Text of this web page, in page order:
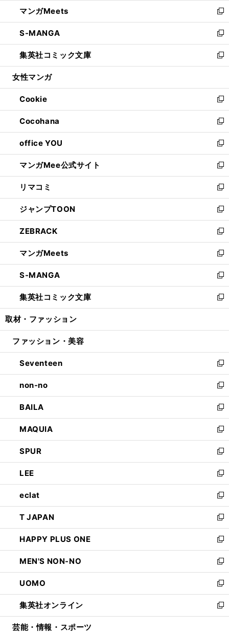
く
で
開
く
ド
ウ
で
開
く
ィ
ン
ド
ウ
で
開
し
い
ウ
ィ
ン
ド
ウ
開
く
マンガMeets
新
し
い
ウ
ィ
ン
ウ
で
開
く
S-MANGA
新
し
い
ウ
ン
ド
ウ
で
開
く
集英社コミック文庫
新
し
ウ
ィ
ン
ド
ウ
で
開
く
女性マンガ
Cookie
新
し
い
ウ
ィ
ン
ド
ウ
で
開
く
Cocohana
新
し
い
ウ
ィ
ン
ド
ウ
で
開
く
office YOU
新
し
い
ウ
ィ
ン
ド
ウ
で
開
く
マンガMee公式サイト
新
し
い
ウ
ィ
ン
ド
ウ
で
開
く
リマコミ
新
し
い
ウ
ィ
ン
ド
ウ
で
開
く
ジャンプTOON
新
し
い
ウ
ィ
ン
ド
ウ
で
開
ZEBRACK
新
し
い
ウ
ィ
ン
ド
ウ
開
マンガMeets
新
し
い
ウ
ィ
ン
ウ
開
く
S-MANGA
新
し
い
ウ
ン
ウ
で
開
く
集英社コミック文庫
新
し
ウ
ン
ド
ウ
で
開
く
取材・ファッション
ファッション・美容
Seventeen
新
し
い
ウ
ィ
ン
ド
ウ
で
開
く
non-no
新
し
い
ウ
ィ
ン
ド
ウ
で
開
く
BAILA
新
し
い
ウ
ィ
ン
ド
ウ
で
開
く
MAQUIA
新
し
い
ウ
ィ
ン
ド
ウ
で
開
く
SPUR
新
し
い
ウ
ィ
ン
ド
ウ
で
開
く
LEE
新
し
い
ウ
ィ
ン
ド
ウ
で
開
く
eclat
新
し
い
ウ
ィ
ン
ド
ウ
で
開
く
T JAPAN
新
し
い
ウ
ィ
ン
ド
ウ
で
開
HAPPY PLUS ONE
新
し
い
ウ
ィ
ン
ド
ウ
MEN'S NON-NO
新
し
い
ウ
ィ
ン
UOMO
新
し
い
ウ
集英社オンライン
新
し
芸能・情報・スポーツ